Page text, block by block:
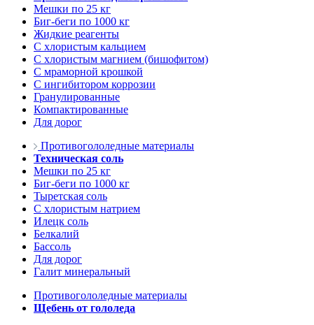
Мешки по 25 кг
Биг-беги по 1000 кг
Жидкие реагенты
С хлористым кальцием
С хлористым магнием (бишофитом)
С мраморной крошкой
С ингибитором коррозии
Гранулированные
Компактированные
Для дорог
Противогололедные материалы
Техническая соль
Мешки по 25 кг
Биг-беги по 1000 кг
Тыретская соль
С хлористым натрием
Илецк соль
Белкалий
Бассоль
Для дорог
Галит минеральный
Противогололедные материалы
Щебень от гололеда